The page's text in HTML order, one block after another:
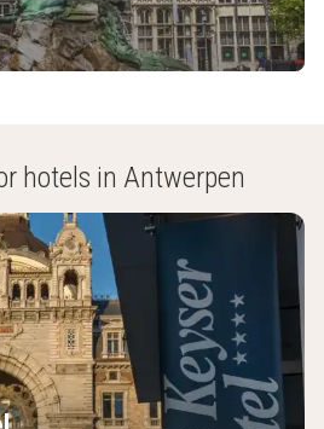
hotels in Antwerpen